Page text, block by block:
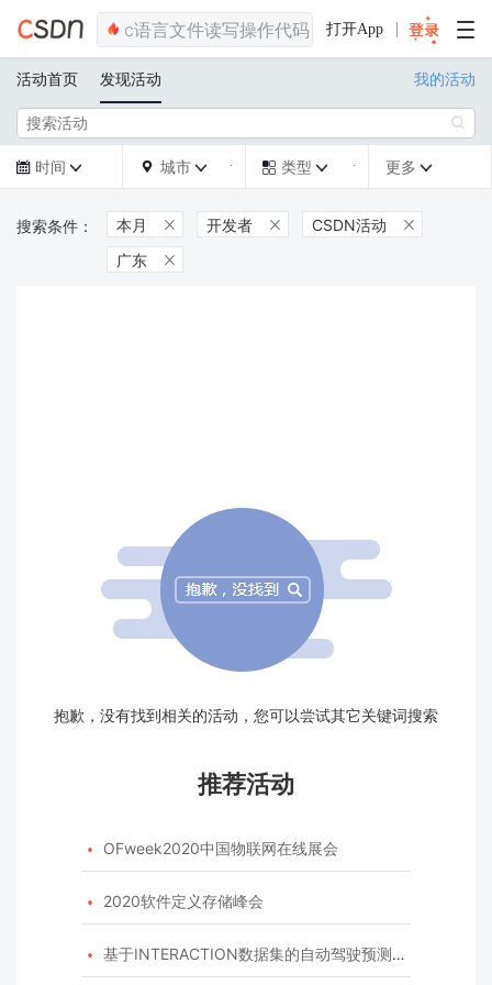
打开App
活动首页 发现活动 我的活动

 时间   城市   类型  更多 
本月  开发者  CSDN活动 
广东 
抱歉，没有找到相关的活动，您可以尝试其它关键词搜索
推荐活动
 OFweek2020中国物联网在线展会
 2020软件定义存储峰会
 基于INTERACTION数据集的自动驾驶预测模型挑战赛